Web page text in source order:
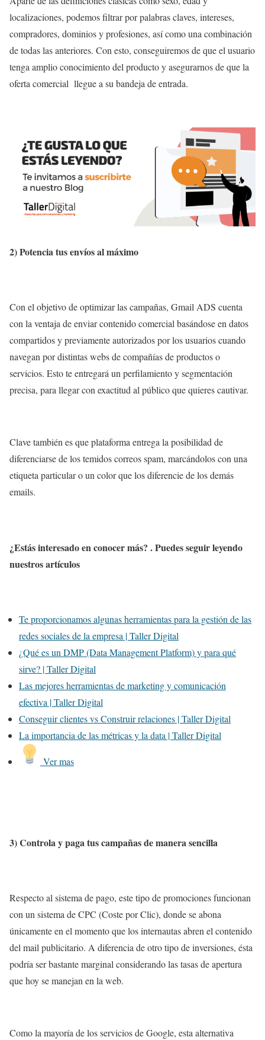
localizaciones, podemos filtrar por palabras claves, intereses,
compradores, dominios y profesiones, así como una combinación
de todas las anteriores. Con esto, conseguiremos de que el usuario
tenga amplio conocimiento del producto y asegurarnos de que la
oferta comercial llegue a su bandeja de entrada.
2) Potencia tus envíos al máximo
Con el objetivo de optimizar las campañas, Gmail ADS cuenta
con la ventaja de enviar contenido comercial basándose en datos
compartidos y previamente autorizados por los usuarios cuando
navegan por distintas webs de compañías de productos o
servicios. Esto te entregará un perfilamiento y segmentación
precisa, para llegar con exactitud al público que quieres cautivar.
Clave también es que plataforma entrega la posibilidad de
diferenciarse de los temidos correos spam, marcándolos con una
etiqueta particular o un color que los diferencie de los demás
emails.
¿Estás interesado en conocer más? . Puedes seguir leyendo
nuestros artículos
Te proporcionamos algunas herramientas para la gestión de las
redes sociales de la empresa | Taller Digital
¿Qué es un DMP (Data Management Platform) y para qué
sirve? | Taller Digital
Las mejores herramientas de marketing y comunicación
efectiva | Taller Digital
Conseguir clientes vs Construir relaciones | Taller Digital
La importancia de las métricas y la data | Taller Digital
Ver mas
3) Controla y paga tus campañas de manera sencilla
Respecto al sistema de pago, este tipo de promociones funcionan
con un sistema de CPC (Coste por Clic), donde se abona
únicamente en el momento que los internautas abren el contenido
del mail publicitario. A diferencia de otro tipo de inversiones, ésta
podría ser bastante marginal considerando las tasas de apertura
que hoy se manejan en la web.
Como la mayoría de los servicios de Google, esta alternativa